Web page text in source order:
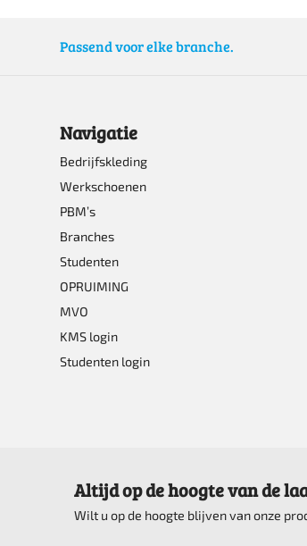
Passend voor elke branche.
Navigatie
Bedrijfskleding
Werkschoenen
PBM’s
Branches
Studenten
OPRUIMING
MVO
KMS login
Studenten login
Altijd op de hoogte van de
Wilt u op de hoogte blijven van onze